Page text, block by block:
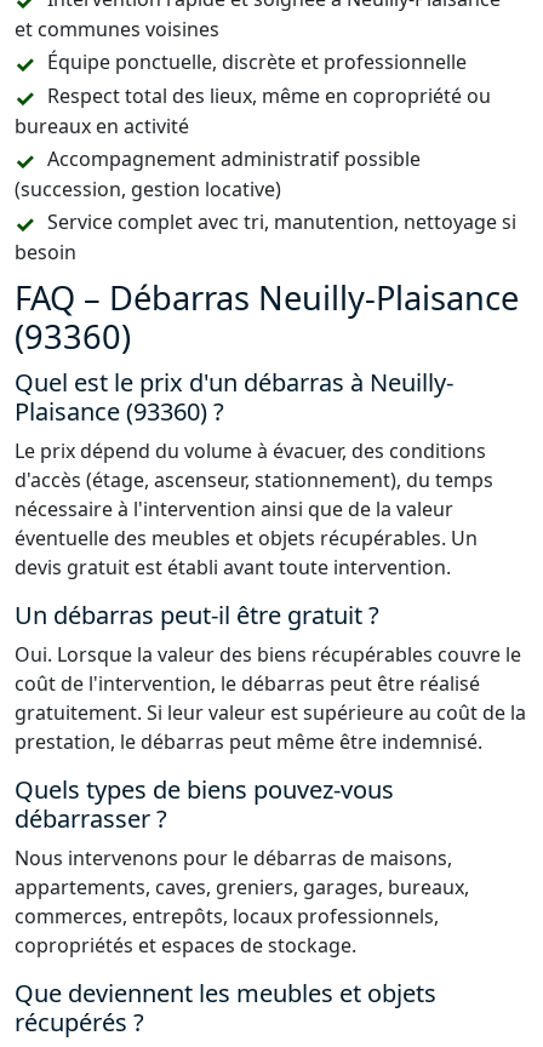
et communes voisines
Équipe ponctuelle, discrète et professionnelle
Respect total des lieux, même en copropriété ou
bureaux en activité
Accompagnement administratif possible
(succession, gestion locative)
Service complet avec tri, manutention, nettoyage si
besoin
FAQ – Débarras Neuilly-Plaisance
(93360)
Quel est le prix d'un débarras à Neuilly-
Plaisance (93360) ?
Le prix dépend du volume à évacuer, des conditions
d'accès (étage, ascenseur, stationnement), du temps
nécessaire à l'intervention ainsi que de la valeur
éventuelle des meubles et objets récupérables. Un
devis gratuit est établi avant toute intervention.
Un débarras peut-il être gratuit ?
Oui. Lorsque la valeur des biens récupérables couvre le
coût de l'intervention, le débarras peut être réalisé
gratuitement. Si leur valeur est supérieure au coût de la
prestation, le débarras peut même être indemnisé.
Quels types de biens pouvez-vous
débarrasser ?
Nous intervenons pour le débarras de maisons,
appartements, caves, greniers, garages, bureaux,
commerces, entrepôts, locaux professionnels,
copropriétés et espaces de stockage.
Que deviennent les meubles et objets
récupérés ?